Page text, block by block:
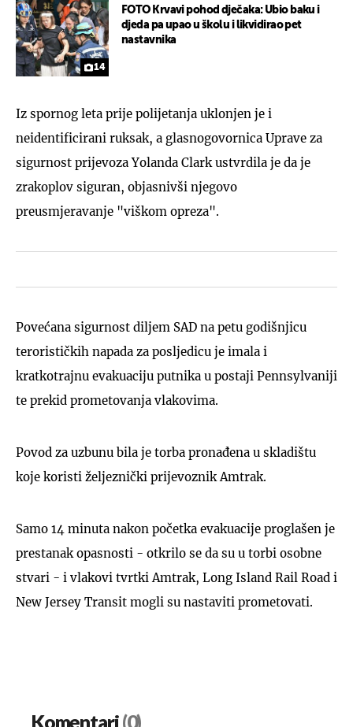
14
FOTO Krvavi pohod dječaka: Ubio baku i
djeda pa upao u školu i likvidirao pet
nastavnika
Iz spornog leta prije polijetanja uklonjen je i
neidentificirani ruksak, a glasnogovornica Uprave za
sigurnost prijevoza Yolanda Clark ustvrdila je da je
zrakoplov siguran, objasnivši njegovo
preusmjeravanje "viškom opreza".
Povećana sigurnost diljem SAD na petu godišnjicu
terorističkih napada za posljedicu je imala i
kratkotrajnu evakuaciju putnika u postaji Pennsylvaniji
te prekid prometovanja vlakovima.
Povod za uzbunu bila je torba pronađena u skladištu
koje koristi željeznički prijevoznik Amtrak.
Samo 14 minuta nakon početka evakuacije proglašen je
prestanak opasnosti - otkrilo se da su u torbi osobne
stvari - i vlakovi tvrtki Amtrak, Long Island Rail Road i
New Jersey Transit mogli su nastaviti prometovati.